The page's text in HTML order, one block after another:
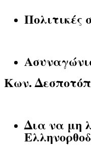
Πολιτικές
Κων.
Δια να μη